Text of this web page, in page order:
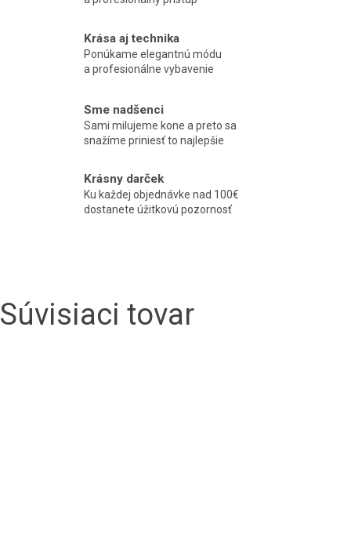
Krása aj technika
Ponúkame elegantnú módu
a profesionálne vybavenie
Sme nadšenci
Sami milujeme kone a preto sa
snažíme priniesť to najlepšie
Krásny darček
Ku každej objednávke nad 100€
dostanete úžitkovú pozornosť
Súvisiaci tovar